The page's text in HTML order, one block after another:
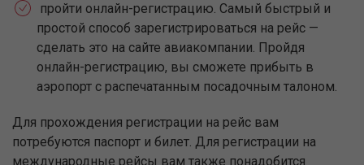
пройти онлайн-регистрацию. Самый быстрый и
простой способ зарегистрироваться на рейс —
сделать это на сайте авиакомпании. Пройдя
онлайн-регистрацию, вы сможете прибыть в
аэропорт с распечатанным посадочным талоном.
Для прохождения регистрации на рейс вам
потребуются паспорт и билет. Для регистрации на
международные рейсы вам также понадобится